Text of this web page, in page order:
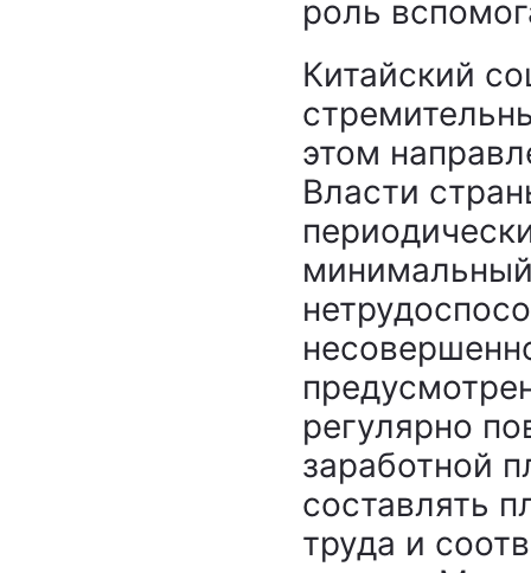
роль
Китайский
этом
Власти
регулярно
заработной
составлять
труда и